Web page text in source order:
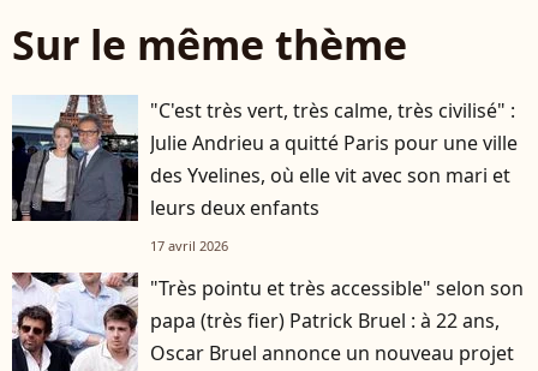
Sur le même thème
"C'est très vert, très calme, très civilisé" :
Julie Andrieu a quitté Paris pour une ville
des Yvelines, où elle vit avec son mari et
leurs deux enfants
17 avril 2026
"Très pointu et très accessible" selon son
papa (très fier) Patrick Bruel : à 22 ans,
Oscar Bruel annonce un nouveau projet